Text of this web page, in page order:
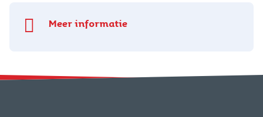
Meer informatie